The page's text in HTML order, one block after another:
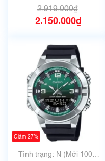
2.919.000₫
2.150.000₫
Giảm 27%
Tình trạng: N (Mới 100%